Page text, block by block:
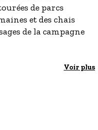
de parcs
et des chais
de la campagne
des grandsVoir plus